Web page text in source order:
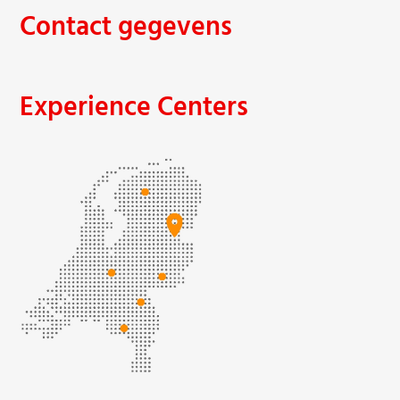
Contact gegevens
Experience Centers